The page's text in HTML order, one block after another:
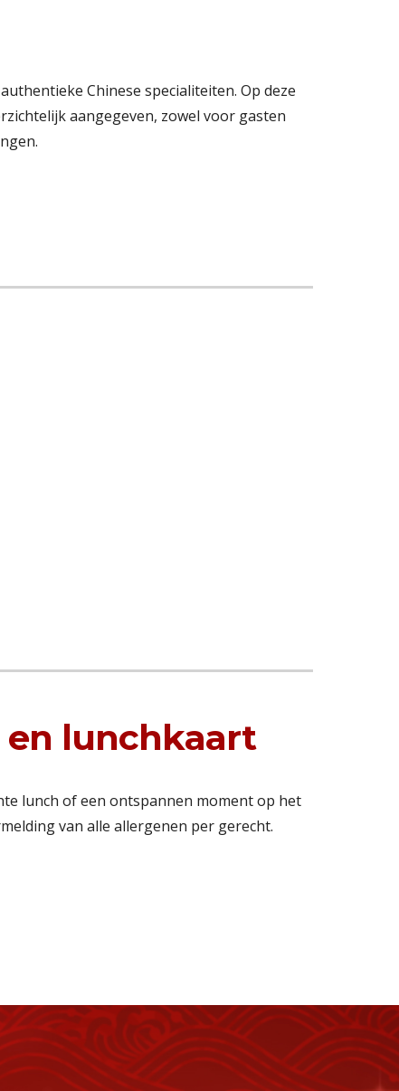
Chinese specialiteiten. Op deze
aangegeven, zowel voor gasten
en lunchkaart
lunch of een ontspannen moment op het
van alle allergenen per gerecht.